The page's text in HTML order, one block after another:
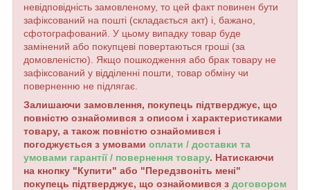
невідповідність замовленому, то цей факт повинен бути
зафіксований на пошті (складається акт) і, бажано,
сфотографований. У цьому випадку товар буде
замінений або покупцеві повертаються гроші (за
домовленістю). Якщо пошкодження або брак товару не
зафіксований у відділенні пошти, товар обміну чи
поверненню не підлягає.
Залишаючи замовлення, покупець підтверджує, що
повністю ознайомився з описом і характеристиками
товару, а також повністю ознайомився і
погоджується з умовами оплати / доставки та
умовами гарантії / повернення товару. Натискаючи
на кнопку "Купити" або "Передзвоніть мені"
покупець підтверджує, що ознайомився з договором